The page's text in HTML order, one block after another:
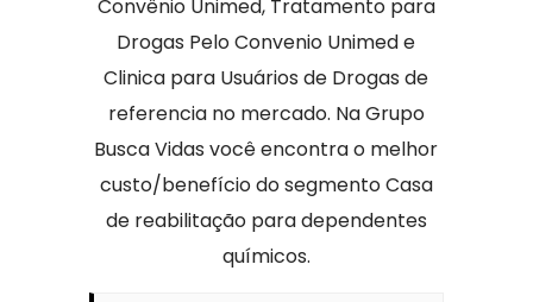
Convênio Unimed, Tratamento para
Drogas Pelo Convenio Unimed e
Clinica para Usuários de Drogas de
referencia no mercado. Na Grupo
Busca Vidas você encontra o melhor
custo/benefício do segmento Casa
de reabilitação para dependentes
químicos.